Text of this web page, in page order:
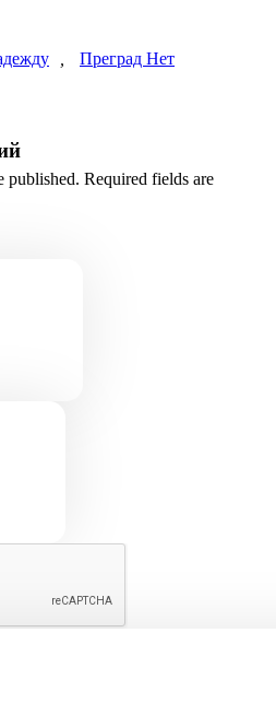
Преград Нет
published. Required fields are